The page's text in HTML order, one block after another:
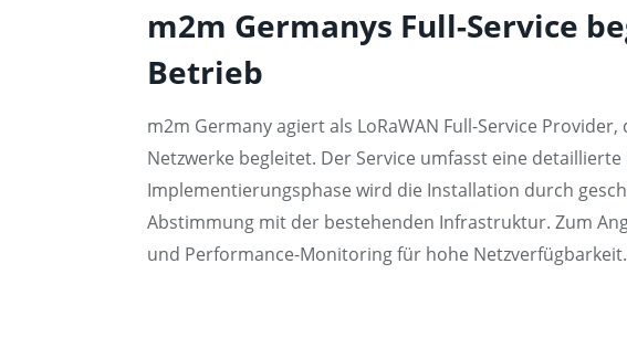
m2m Germanys Full-Service
Betrieb
m2m Germany agiert als LoRaWAN Full-Service
Netzwerke begleitet. Der Service umfasst eine
Implementierungsphase wird die Installation durch
Abstimmung mit der bestehenden Infrastruktur. Zum
und Performance-Monitoring für hohe Netzverfügbarkeit.